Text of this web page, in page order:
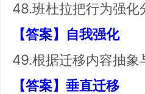
48.班杜拉把行为强化
【答案】自我强化
49.根据迁移内容抽象
【答案】垂直迁移